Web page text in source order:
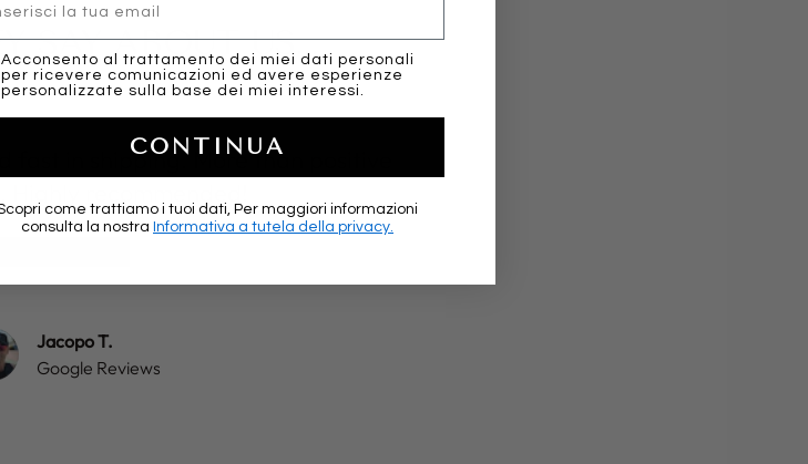
SAY ABOUT US...
fast in shipping. More than positive
recommended!
Jacopo T.
Google Reviews
Acconsento al trattamento dei miei dati personali
per ricevere comunicazioni ed avere esperienze
personalizzate sulla base dei miei interessi.
CONTINUA
come trattiamo i tuoi dati, Per maggiori informazioni
consulta la nostra Informativa a tutela della privacy.